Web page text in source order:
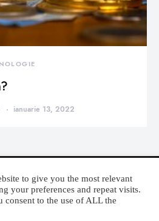
ianuarie 13, 2022
MONDEN
to give you the most relevant
your preferences and repeat visits.
to the use of ALL the